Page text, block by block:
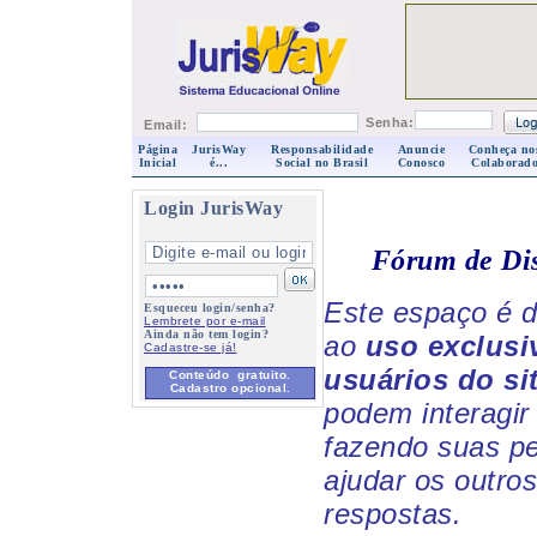
Email: Senha:
Página
Inicial
JurisWay
é...
Responsabilidade
Social no Brasil
Anuncie
Conosco
Conheça
Login JurisWay
Esqueceu login/senha?
Lembrete por e-mail
Ainda não tem login?
Cadastre-se já!
Conteúdo gratuito.
Cadastro opcional.
Fórum de
Este espaço é
ao uso
usuários do
podem
fazendo suas
ajudar os
respostas.